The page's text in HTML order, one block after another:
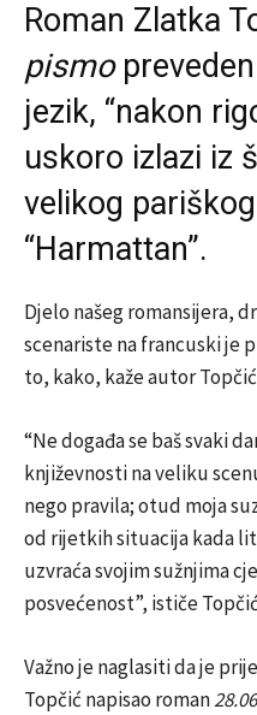
Roman Zlatka
pismo
jezik, “nakon
uskoro izlazi iz
velikog
“Harmattan”.
Djelo našeg romansijera,
scenariste na francuski je
to, kako, kaže autor
“Ne događa se baš svaki
književnosti na veliku
nego pravila; otud moja
od rijetkih situacija kada
uzvraća svojim sužnjima
posvećenost”, ističe
Važno je naglasiti da je prije
Topčić napisao roman